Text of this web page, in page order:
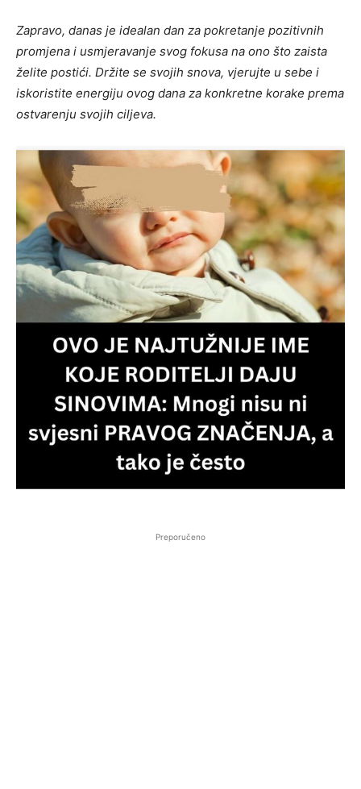
Zapravo, danas je idealan dan za pokretanje pozitivnih
promjena i usmjeravanje svog fokusa na ono što zaista
želite postići. Držite se svojih snova, vjerujte u sebe i
iskoristite energiju ovog dana za konkretne korake prema
ostvarenju svojih ciljeva.
Preporučeno